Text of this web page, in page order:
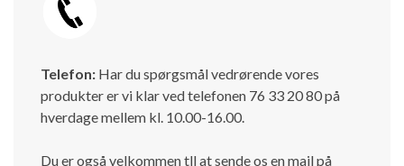
Telefon: Har du spørgsmål vedrørende vores
produkter er vi klar ved telefonen 76 33 20 80 på
hverdage mellem kl. 10.00-16.00.
Du er også velkommen tll at sende os en mail på